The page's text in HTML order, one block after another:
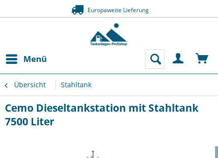
Europaweite Lieferung
Menü
Übersicht Stahltank
Cemo Dieseltankstation mit Stahltank
7500 Liter